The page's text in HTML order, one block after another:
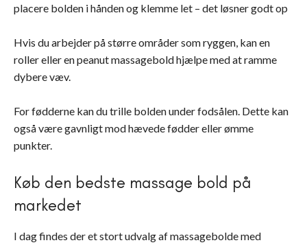
placere bolden i hånden og klemme let – det løsner godt op
Hvis du arbejder på større områder som ryggen, kan en
roller eller en peanut massagebold hjælpe med at ramme
dybere væv.
For fødderne kan du trille bolden under fodsålen. Dette kan
også være gavnligt mod hævede fødder eller ømme
punkter.
Køb den bedste massage bold på
markedet
I dag findes der et stort udvalg af massagebolde med